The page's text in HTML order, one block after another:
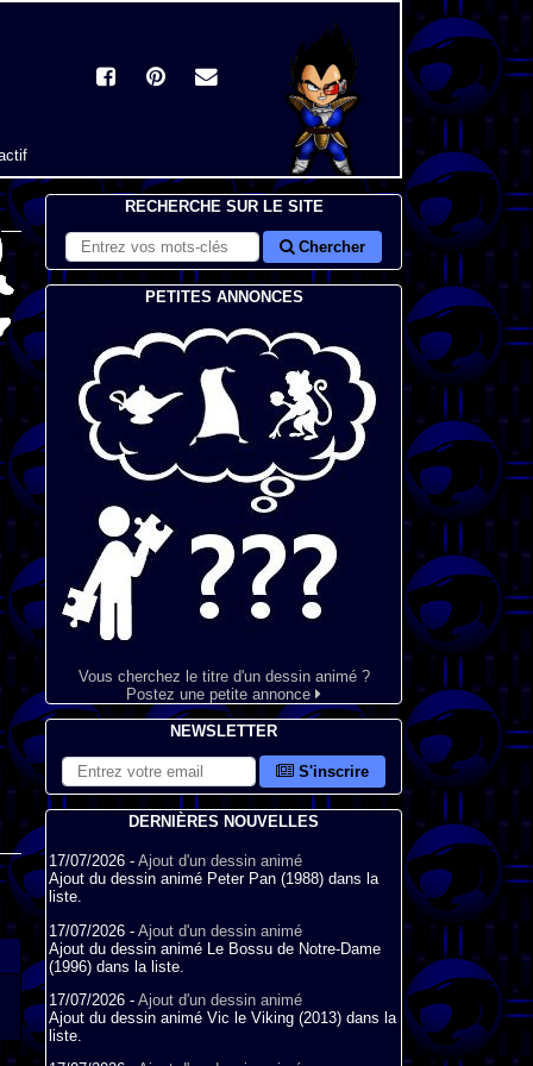
RECHERCHE SUR LE SITE
Chercher
PETITES ANNONCES
Vous cherchez le titre d'un dessin animé ?
Postez une petite annonce
NEWSLETTER
S'inscrire
DERNIÈRES NOUVELLES
17/07/2026 - Ajout d'un dessin animé
Ajout du dessin animé Peter Pan (1988) dans la
liste.
17/07/2026 - Ajout d'un dessin animé
Ajout du dessin animé Le Bossu de Notre-Dame
(1996) dans la liste.
17/07/2026 - Ajout d'un dessin animé
Ajout du dessin animé Vic le Viking (2013) dans la
liste.